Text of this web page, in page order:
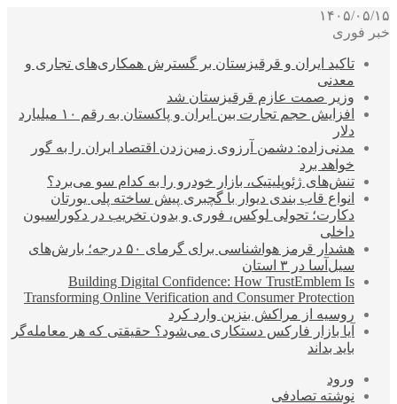
۱۴۰۵/۰۵/۱۵
خبر فوری
تاکید ایران و قرقیزستان بر گسترش همکاری‌های تجاری و
معدنی
وزیر صمت عازم قرقیزستان شد
افزایش حجم تجارت بین ایران و پاکستان به رقم ۱۰ میلیارد
دلار
مدنی‌زاده: دشمن آرزوی زمین‌زدن اقتصاد ایران را به گور
خواهد برد
تنش‌های ژئوپلیتیک، بازار خودرو را به کدام سو می‌برد؟
انواع قاب بندی دیوار با گچبری پیش ساخته پلی یورتان
دکارت؛ تحولی لوکس، فوری و بدون تخریب در دکوراسیون
داخلی
هشدار قرمز هواشناسی برای گرمای ۵۰ درجه؛ بارش‌های
سیل‌آسا در ۳ استان
Building Digital Confidence: How TrustEmblem Is
Transforming Online Verification and Consumer Protection
روسیه از مراکش بنزین وارد کرد
آیا بازار فارکس دستکاری می‌شود؟ حقیقتی که هر معامله‌گر
باید بداند
ورود
نوشته تصادفی